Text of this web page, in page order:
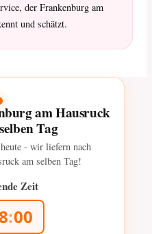
der Frankenburg am
und schätzt.
am Hausruck
Tag
- wir liefern nach
am selben Tag!
Zeit
:00